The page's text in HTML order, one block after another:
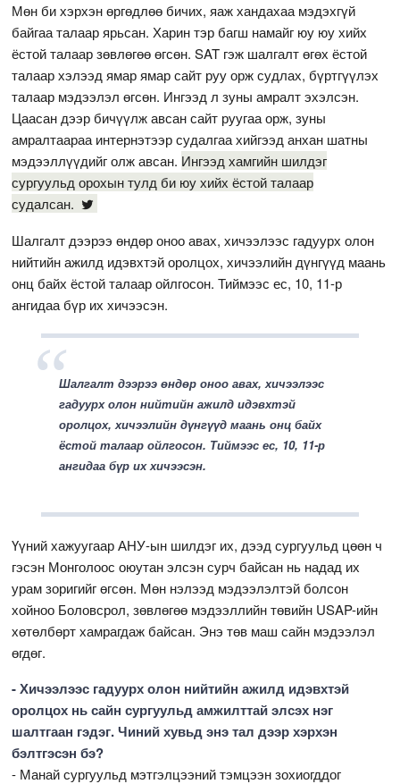
Мөн би хэрхэн өргөдлөө бичих, яаж хандахаа мэдэхгүй
байгаа талаар ярьсан. Харин тэр багш намайг юу юу хийх
ёстой талаар зөвлөгөө өгсөн. SAT гэж шалгалт өгөх ёстой
талаар хэлээд ямар ямар сайт руу орж судлах, бүртгүүлэх
талаар мэдээлэл өгсөн. Ингээд л зуны амралт эхэлсэн.
Цаасан дээр бичүүлж авсан сайт руугаа орж, зуны
амралтаараа интернэтээр судалгаа хийгээд анхан шатны
мэдээллүүдийг олж авсан. Ингээд хамгийн шилдэг
сургуульд орохын тулд би юу хийх ёстой талаар
судалсан.
Шалгалт дээрээ өндөр оноо авах, хичээлээс гадуурх олон
нийтийн ажилд идэвхтэй оролцох, хичээлийн дүнгүүд маань
онц байх ёстой талаар ойлгосон. Тиймээс ес, 10, 11-р
ангидаа бүр их хичээсэн.
Шалгалт дээрээ өндөр оноо авах, хичээлээс
гадуурх олон нийтийн ажилд идэвхтэй
оролцох, хичээлийн дүнгүүд маань онц байх
ёстой талаар ойлгосон. Тиймээс ес, 10, 11-р
ангидаа бүр их хичээсэн.
Үүний хажуугаар АНУ-ын шилдэг их, дээд сургуульд цөөн ч
гэсэн Монголоос оюутан элсэн сурч байсан нь надад их
урам зоригийг өгсөн. Мөн нэлээд мэдээлэлтэй болсон
хойноо Боловсрол, зөвлөгөө мэдээллийн төвийн USAP-ийн
хөтөлбөрт хамрагдаж байсан. Энэ төв маш сайн мэдээлэл
өгдөг.
- Хичээлээс гадуурх олон нийтийн ажилд идэвхтэй
оролцох нь сайн сургуульд амжилттай элсэх нэг
шалтгаан гэдэг. Чиний хувьд энэ тал дээр хэрхэн
бэлтгэсэн бэ?
- Манай сургуульд мэтгэлцээний тэмцээн зохиогддог